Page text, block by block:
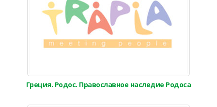
Греция. Родос. Православное наследие Родоса